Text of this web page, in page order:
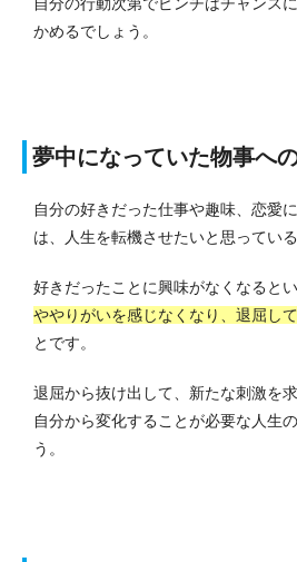
かめるでしょう。
夢中になっていた物事へ
自分の好きだった仕事や趣味、恋愛
は、人生を転機させたいと思ってい
好きだったことに興味がなくなるとい
ややりがいを感じなくなり、退屈し
とです。
退屈から抜け出して、新たな刺激を
自分から変化する ことが必要な人生
う。